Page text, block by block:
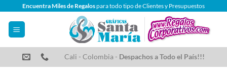
contenido
Encuentra Miles de Regalospara todo tipo de Clientes y Presupuestos
Cali - Colombia - Despachos a Todo el País!!!